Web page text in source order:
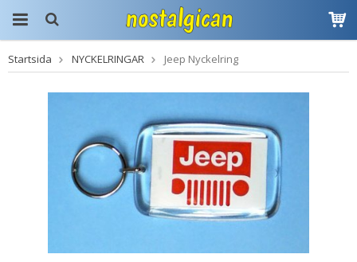
Produkten har blivit
tillagd i varukorgen
Startsida NYCKELRINGAR Jeep Nyckelring